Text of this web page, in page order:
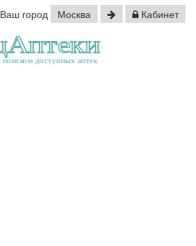
Ваш город Москва Кабинет